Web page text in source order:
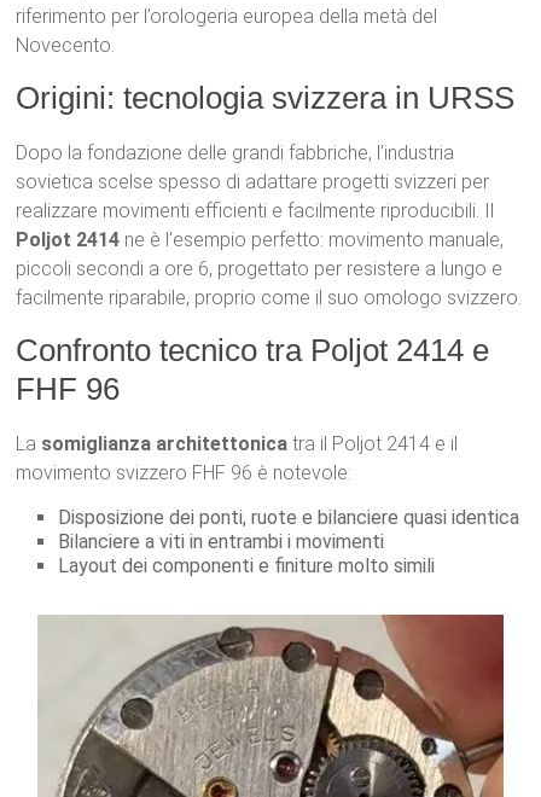
riferimento per l’orologeria europea della metà del
Novecento.
Origini: tecnologia svizzera in URSS
Dopo la fondazione delle grandi fabbriche, l’industria
sovietica scelse spesso di adattare progetti svizzeri per
realizzare movimenti efficienti e facilmente riproducibili. Il
Poljot 2414 ne è l’esempio perfetto: movimento manuale,
piccoli secondi a ore 6, progettato per resistere a lungo e
facilmente riparabile, proprio come il suo omologo svizzero.
Confronto tecnico tra Poljot 2414 e
FHF 96
La somiglianza architettonica tra il Poljot 2414 e il
movimento svizzero FHF 96 è notevole:
Disposizione dei ponti, ruote e bilanciere quasi identica
Bilanciere a viti in entrambi i movimenti
Layout dei componenti e finiture molto simili